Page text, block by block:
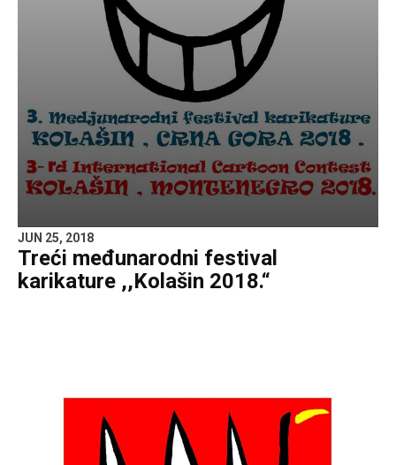
JUN 25, 2018
Treći međunarodni festival
karikature ,,Kolašin 2018.“